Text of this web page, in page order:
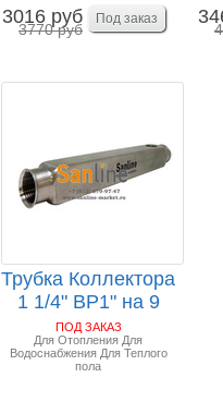
3016 руб
3770 руб
Трубка Коллектора
1 1/4" ВР1" на 9
выходов ВР1...
ПОД ЗАКАЗ
Для Отопления Для
Водоснабжения Для Теплого
пола